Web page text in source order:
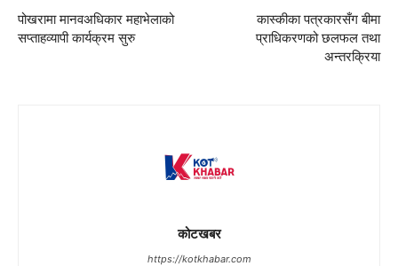
पोखरामा मानवअधिकार महाभेलाको
सप्ताहव्यापी कार्यक्रम सुरु
कास्कीका पत्रकारसँग बीमा
प्राधिकरणको छलफल तथा
अन्तरक्रिया
कोटखबर
https://kotkhabar.com